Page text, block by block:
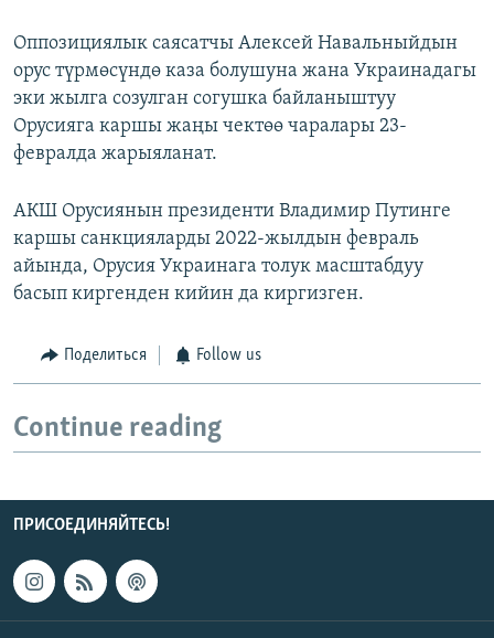
Оппозициялык саясатчы Алексей Навальныйдын
орус түрмөсүндө каза болушуна жана Украинадагы
эки жылга созулган согушка байланыштуу
Орусияга каршы жаңы чектөө чаралары 23-
февралда жарыяланат.
АКШ Орусиянын президенти Владимир Путинге
каршы санкцияларды 2022-жылдын февраль
айында, Орусия Украинага толук масштабдуу
басып киргенден кийин да киргизген.
Поделиться Follow us
Continue reading
ПРИСОЕДИНЯЙТЕСЬ!